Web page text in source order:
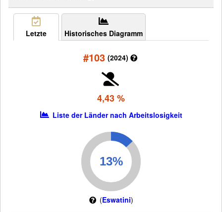
Letzte Historisches Diagramm
#103 (2024)
4,43 %
Liste der Länder nach Arbeitslosigkeit
(Eswatini)